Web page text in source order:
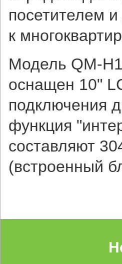
посетителем
к
Модель QM-
оснащен 10"
подключения
функция
составляют
(встроенный